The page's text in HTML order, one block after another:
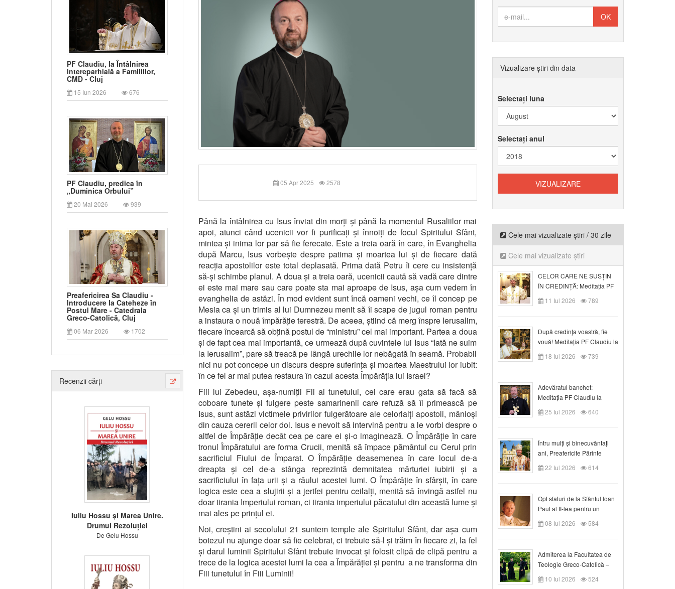
PF Claudiu, la Întâlnirea
Intereparhială a Familiilor,
CMD - Cluj
15 Iun 2026 676
PF Claudiu, predica în
„Duminica Orbului”
20 Mai 2026 939
Preafericirea Sa Claudiu -
Introducere la Cateheze în
Postul Mare - Catedrala
Greco-Catolică, Cluj
06 Mar 2026 1702
Recenzii cărți
Iuliu Hossu și Marea Unire.
Drumul Rezoluției
De Gelu Hossu
05 Apr 2025 2578
Până la întâlnirea cu Isus înviat din morți și până la momentul Rusaliilor mai
apoi, atunci când ucenicii vor fi purificați și înnoiți de focul Spiritului Sfânt,
mintea și inima lor par să fie ferecate. Este a treia oară în care, în Evanghelia
după Marcu, Isus vorbește despre patima și moartea lui și de fiecare dată
reacția apostolilor este total deplasată. Prima dată Petru îi cere cu insistență
să-și schimbe planul. A doua și a treia oară, ucenicii caută să vadă care dintre
ei este mai mare sau care poate sta mai aproape de Isus, așa cum vedem în
evanghelia de astăzi. În mod evident sunt încă oameni vechi, ce îl concep pe
Mesia ca și un trimis al lui Dumnezeu menit să îi scape de jugul roman pentru
a instaura o nouă împărăție terestră. De aceea, știind că merg înspre Ierusalim,
fiecare încearcă să obțină postul de “ministru” cel mai important. Partea a doua
și de fapt cea mai importantă, ce urmează după cuvintele lui Isus “Iată ne suim
la Ierusalim”, pare să treacă pe lângă urechile lor nebăgată în seamă. Probabil
nici nu pot concepe un discurs despre suferința și moartea Maestrului lor iubit:
în ce fel ar mai putea restaura în cazul acesta Împărăția lui Israel?
Fiii lui Zebedeu, așa-numiții Fii ai tunetului, cei care erau gata să facă să
coboare tunete și fulgere peste samarinenii care refuză să îl primească pe
Isus, sunt astăzi victimele privirilor fulgerătoare ale celorlalți apostoli, mânioși
din cauza cererii celor doi. Isus e nevoit să intervină pentru a le vorbi despre o
altfel de Împărăție decât cea pe care ei și-o imaginează. O Împărăție în care
tronul Împăratului are forma Crucii, menită să împace pământul cu Cerul prin
sacrificiul Fiului de Împarat. O Împărăție deasemenea în care locul de-a
dreapta și cel de-a stânga reprezintă demnitatea mărturiei iubirii și a
sacrificiului în fața urii și a răului acestei lumi. O Împărăție în sfârșit, în care
logica este cea a slujirii și a jertfei pentru ceilalți, menită să învingă astfel nu
doar tirania Imperiului roman, ci tirania imperiului păcatului din această lume și
mai ales pe prințul ei.
Noi, creștini ai secolului 21 suntem temple ale Spiritului Sfânt, dar așa cum
botezul nu ajunge doar să fie celebrat, ci trebuie să-l și trăim în fiecare zi, la fel
și darul luminii Spiritului Sfânt trebuie invocat și folosit clipă de clipă pentru a
trece de la logica acestei lumi la cea a Împărăției și pentru a ne transforma din
Fiii tunetului în Fiii Luminii!
Vizualizare știri din data
Selectați luna
Selectați anul
Cele mai vizualizate știri / 30 zile
Cele mai vizualizate știri
CELOR CARE NE SUSȚIN
ÎN CREDINȚĂ: Meditația PF
Claudiu la Duminica a VI-a
după Rusalii
11 Iul 2026 789
După credinţa voastră, fie
vouă! Meditația PF Claudiu la
duminica a VII-a după Rusalii
18 Iul 2026 739
Adevăratul banchet:
Meditația PF Claudiu la
Duminica a VIII-a după
Rusalii
25 Iul 2026 640
Întru mulți și binecuvântați
ani, Preafericite Părinte
Claudiu!
22 Iul 2026 614
Opt sfaturi de la Sfântul Ioan
Paul al II-lea pentru un
creștin
08 Iul 2026 584
Admiterea la Facultatea de
Teologie Greco-Catolică –
Departamentul Blaj în anul
universitar 2026/2027
10 Iul 2026 524